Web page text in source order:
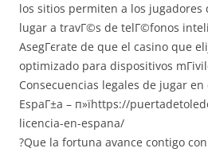
los sitios permiten a los
lugar a travГ©s de telГ©fonos
AsegГєrate de que el casino que
optimizado para dispositivos
Consecuencias legales de jugar
EspaГ±a – п»їhttps://
licencia-en-espana/
?Que la fortuna avance contigo